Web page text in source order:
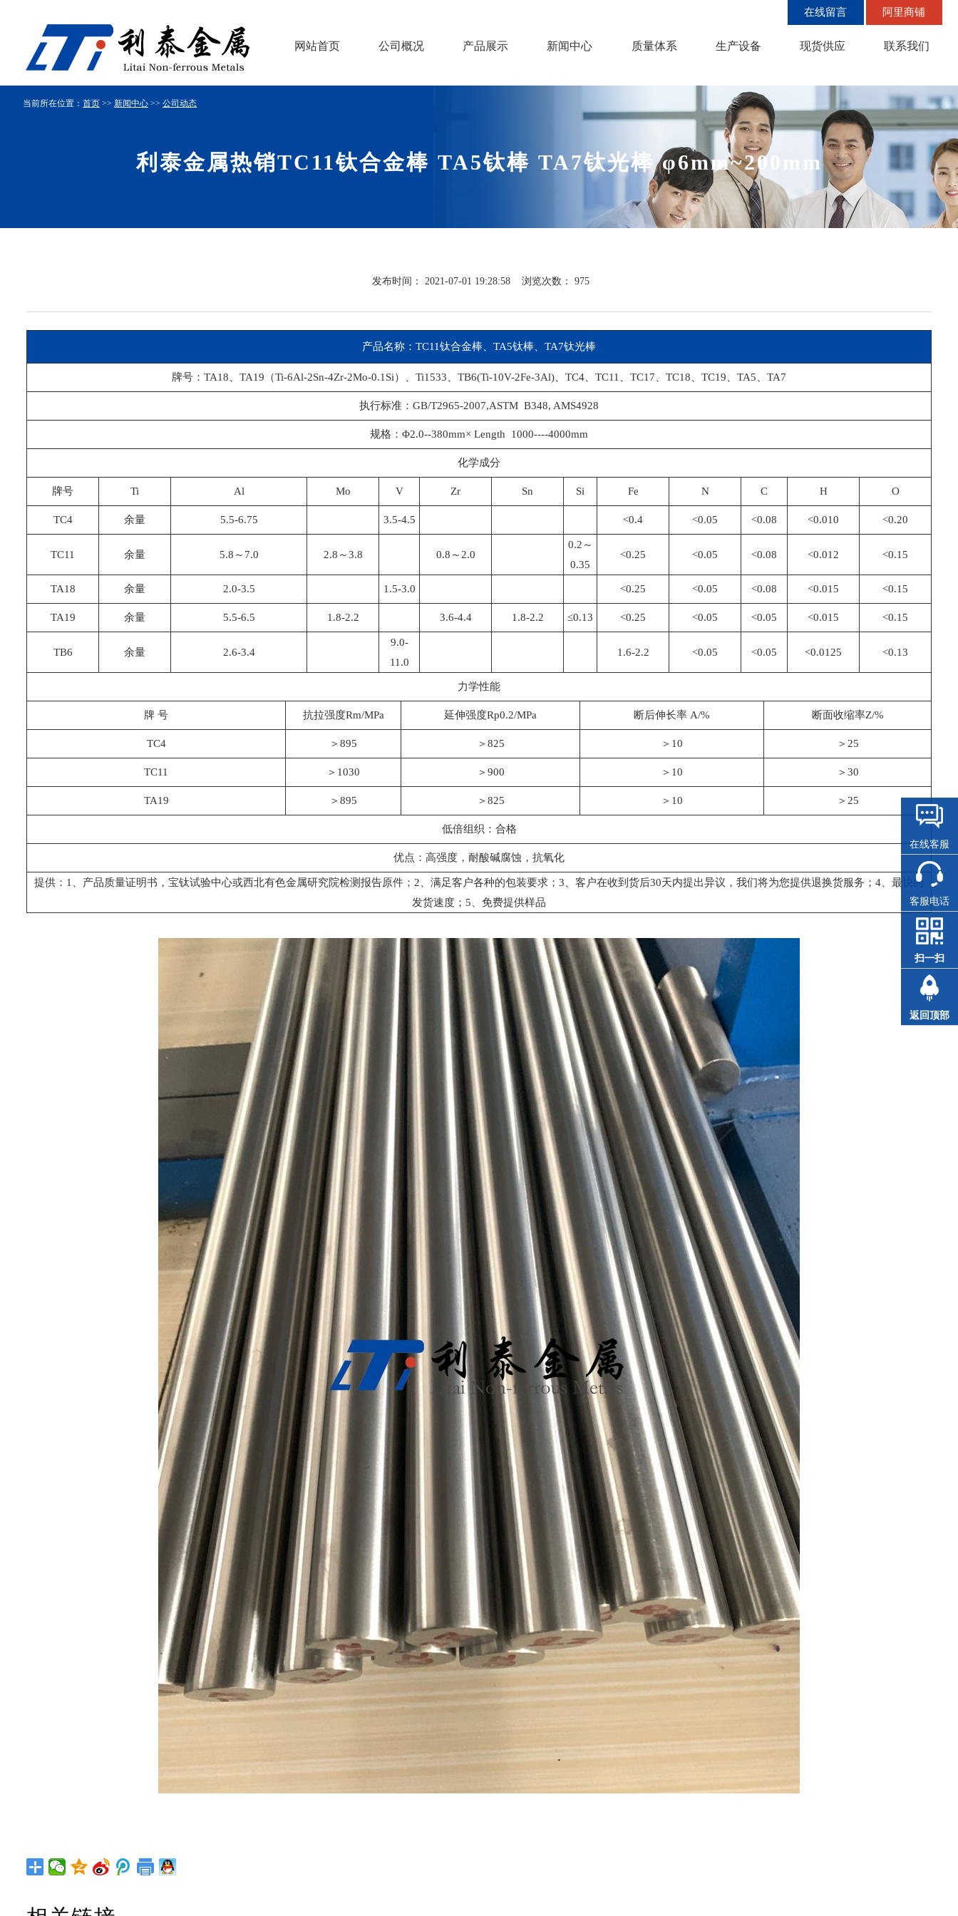
网站首页 公司概况 产品展示 新闻中心 质量体系 生产设备 现货供应 联系我们
在线留言 阿里商铺
当前所在位置： 首页 >> 新闻中心 >> 公司动态
利泰金属热销TC11钛合金棒 TA5钛棒 TA7钛光棒 φ6mm~200mm
发布时间： 2021-07-01 19:28:58 浏览次数： 975
产品名称：TC11钛合金棒 、TA5钛棒、TA7钛光棒
牌号：TA18、TA19（Ti-6Al-2Sn-4Zr-2Mo-0.1Si）、Ti1533、TB6(Ti-10V-2Fe-3Al)、TC4、TC11、TC17、TC18、TC19、TA5、TA7
执行标准：GB/T2965-2007,ASTM B348, AMS4928
规格：Φ2.0--380mm× Length 1000----4000mm
化学成分
牌号 Ti Al Mo V Zr Sn Si Fe N C H O
TC4 余量 5.5-6.75 3.5-4.5 <0.4 <0.05 <0.08 <0.010 <0.20
TC11 余量 5.8～7.0 2.8～3.8 0.8～2.0
0.2～
0.35
<0.25 <0.05 <0.08 <0.012 <0.15
TA18 余量 2.0-3.5 1.5-3.0 <0.25 <0.05 <0.08 <0.015 <0.15
TA19 余量 5.5-6.5 1.8-2.2 3.6-4.4 1.8-2.2 ≤0.13 <0.25 <0.05 <0.05 <0.015 <0.15
TB6 余量 2.6-3.4
9.0-
11.0
1.6-2.2 <0.05 <0.05 <0.0125 <0.13
力学性能
牌 号 抗拉强度Rm/MPa 延伸强度Rp0.2/MPa 断后伸长率 A/% 断面收缩率Z/%
TC4 ＞895 ＞825 ＞10 ＞25
TC11 ＞1030 ＞900 ＞10 ＞30
TA19 ＞895 ＞825 ＞10 ＞25
低倍组织：合格
优点：高强度，耐酸碱腐蚀，抗氧化
提供：1、产品质量证明书，宝钛试验中心或西北有色金属研究院检测报告原件；2、满足客户各种的包装要求；3、客户在收到货后30天内提出异议，我们将为您提供退换货服务；4、最快的
发货速度；5、免费提供样品
在线客服
客服电话
扫一扫
返回顶部